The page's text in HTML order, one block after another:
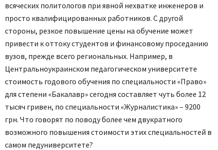
всяческих политологов при явной нехватке инженеров и
просто квалифицированных работников. С другой
стороны, резкое повышение цены на обучение может
привести к оттоку студентов и финансовому проседанию
вузов, прежде всего региональных. Например, в
Центральноукраинском педагогическом университете
стоимость годового обучения по специальности «Право»
для степени «Бакалавр» сегодня составляет чуть более 12
тысяч гривен, по специальности «Журналистика» – 9200
грн. Что говорят по поводу более чем двукратного
возможного повышения стоимости этих специальностей в
самом педуниверситете?